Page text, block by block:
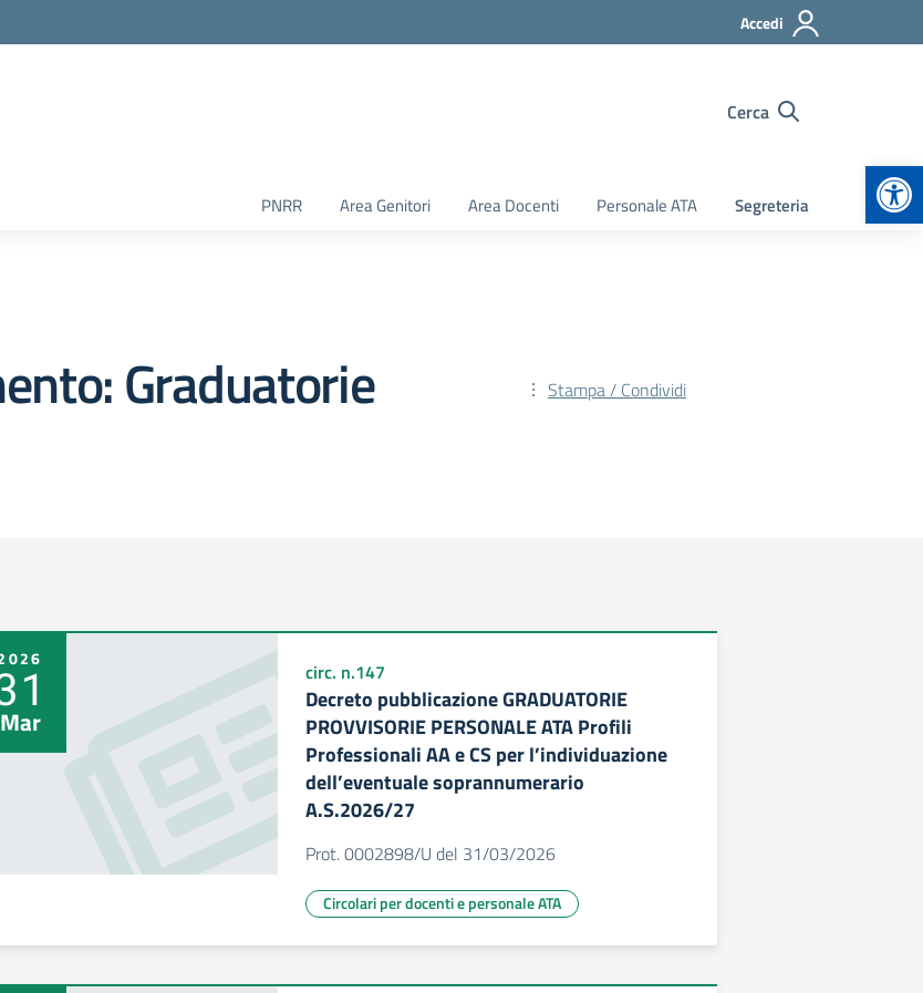
Accedi
Cerca
PNRR Area Genitori Area Docenti Personale ATA Segreteria
Graduatorie Stampa / Condividi
Mar
circ. n.147
Decreto pubblicazione GRADUATORIE
PROVVISORIE PERSONALE ATA Profili
Professionali AA e CS per l’individuazione
dell’eventuale soprannumerario
A.S.2026/27
Prot. 0002898/U del 31/03/2026
Circolari per docenti e personale ATA